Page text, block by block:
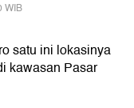
WIB
satu ini lokasinya
kawasan Pasar